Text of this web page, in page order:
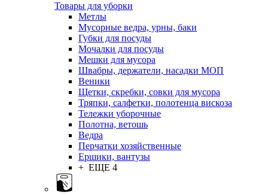
Товары для уборки
Метлы
Мусорные ведра, урны, баки
Губки для посуды
Мочалки для посуды
Мешки для мусора
Швабры, держатели, насадки МОП
Веники
Щетки, скребки, совки для мусора
Тряпки, салфетки, полотенца вискоза
Тележки уборочные
Полотна, ветошь
Ведра
Перчатки хозяйственные
Ершики, вантузы
+ ЕЩЕ 4